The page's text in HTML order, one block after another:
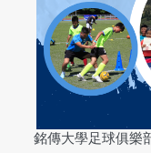
銘傳大學足球俱樂